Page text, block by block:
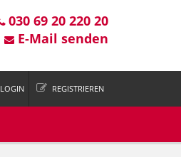
030 69 20 220 20
E-Mail senden
LOGIN REGISTRIEREN